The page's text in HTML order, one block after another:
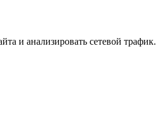
и анализировать сетевой трафик.